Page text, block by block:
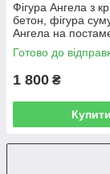
Фігура Ангела з
бетон, фігура
Ангела на
скульптура
воїна 41 см
Готово до
1 800 ₴
Купити